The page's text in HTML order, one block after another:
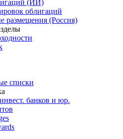
& Карты рынка
(ИИ)
облигаций
размещения (Россия)
списки
банков и юр.